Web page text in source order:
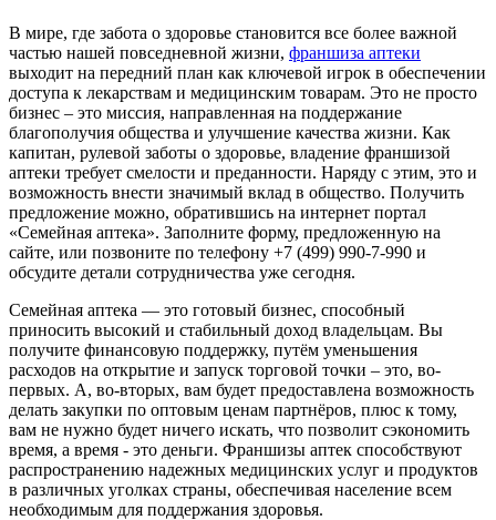
В мире, где забота о здоровье становится все более важной
частью нашей повседневной жизни, франшиза аптеки
выходит на передний план как ключевой игрок в обеспечении
доступа к лекарствам и медицинским товарам. Это не просто
бизнес – это миссия, направленная на поддержание
благополучия общества и улучшение качества жизни. Как
капитан, рулевой заботы о здоровье, владение франшизой
аптеки требует смелости и преданности. Наряду с этим, это и
возможность внести значимый вклад в общество. Получить
предложение можно, обратившись на интернет портал
«Семейная аптека». Заполните форму, предложенную на
сайте, или позвоните по телефону +7 (499) 990-7-990 и
обсудите детали сотрудничества уже сегодня.
Семейная аптека — это готовый бизнес, способный
приносить высокий и стабильный доход владельцам. Вы
получите финансовую поддержку, путём уменьшения
расходов на открытие и запуск торговой точки – это, во-
первых. А, во-вторых, вам будет предоставлена возможность
делать закупки по оптовым ценам партнёров, плюс к тому,
вам не нужно будет ничего искать, что позволит сэкономить
время, а время - это деньги. Франшизы аптек способствуют
распространению надежных медицинских услуг и продуктов
в различных уголках страны, обеспечивая население всем
необходимым для поддержания здоровья.